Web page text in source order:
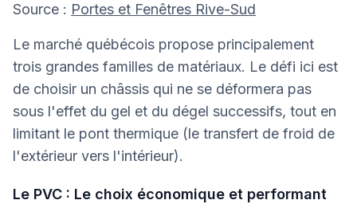
Source : Portes et Fenêtres Rive-Sud
Le marché québécois propose principalement
trois grandes familles de matériaux. Le défi ici est
de choisir un châssis qui ne se déformera pas
sous l'effet du gel et du dégel successifs, tout en
limitant le pont thermique (le transfert de froid de
l'extérieur vers l'intérieur).
Le PVC : Le choix économique et performant